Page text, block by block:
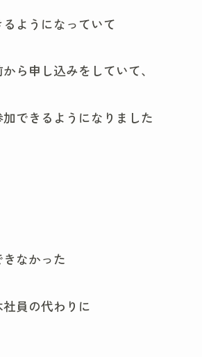
ようになっていて
ら申し込みをしていて、
できるようになりました
なかった
員の代わりに